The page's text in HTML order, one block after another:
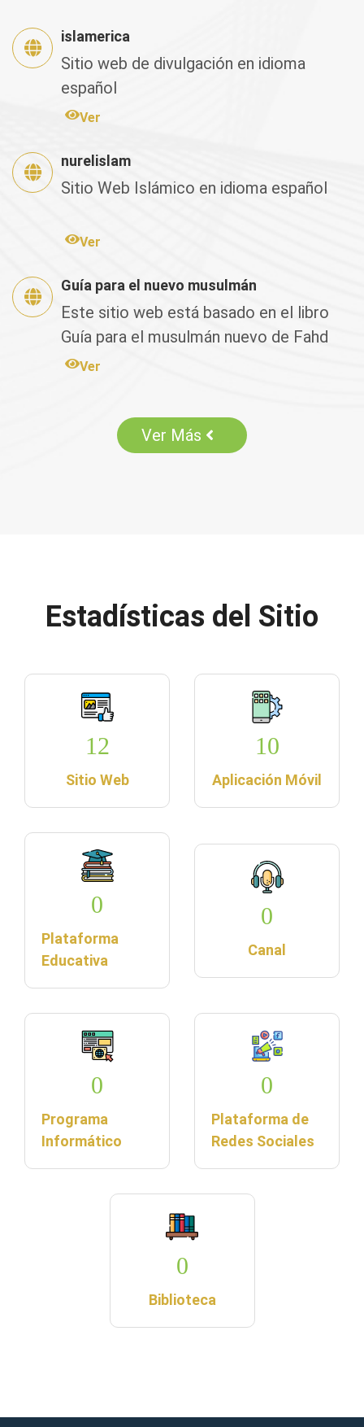
islamerica
Sitio web de divulgación en idioma
español
Ver
nurelislam
Sitio Web Islámico en idioma español
Ver
Guía para el nuevo musulmán
Este sitio web está basado en el libro
Guía para el musulmán nuevo de Fahd
Salem Bahamán, el cual fu...
Ver
Ver Más
Estadísticas del Sitio
12
Sitio Web
10
Aplicación Móvil
0
Plataforma
Educativa
0
Canal
0
Programa
Informático
0
Plataforma de
Redes Sociales
0
Biblioteca